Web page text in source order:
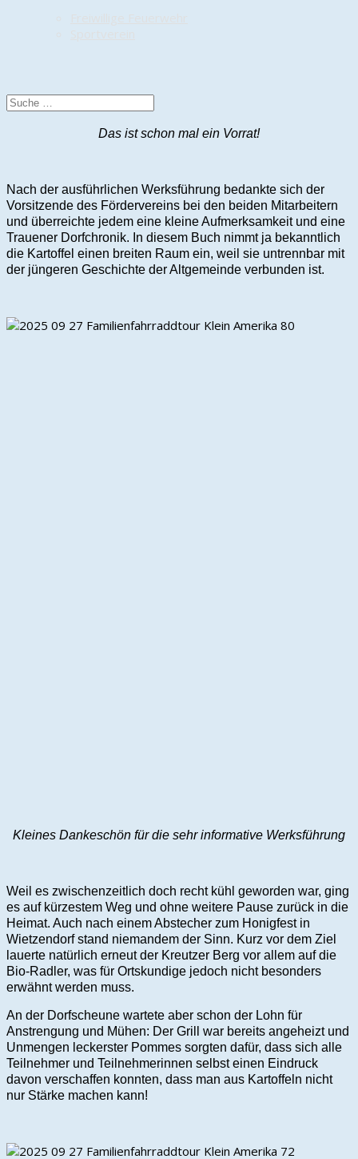
Das ist schon mal ein Vorrat!
Nach der ausführlichen Werksführung bedankte sich der
Vorsitzende des Fördervereins bei den beiden Mitarbeitern
und überreichte jedem eine kleine Aufmerksamkeit und eine
Trauener Dorfchronik. In diesem Buch nimmt ja bekanntlich
die Kartoffel einen breiten Raum ein, weil sie untrennbar mit
der jüngeren Geschichte der Altgemeinde verbunden ist.
Kleines Dankeschön für die sehr informative Werksführung
Weil es zwischenzeitlich doch recht kühl geworden war, ging
es auf kürzestem Weg und ohne weitere Pause zurück in die
Heimat. Auch nach einem Abstecher zum Honigfest in
Wietzendorf stand niemandem der Sinn. Kurz vor dem Ziel
lauerte natürlich erneut der Kreutzer Berg vor allem auf die
Bio-Radler, was für Ortskundige jedoch nicht besonders
erwähnt werden muss.
An der Dorfscheune wartete aber schon der Lohn für
Anstrengung und Mühen: Der Grill war bereits angeheizt und
Unmengen leckerster Pommes sorgten dafür, dass sich alle
Teilnehmer und Teilnehmerinnen selbst einen Eindruck
davon verschaffen konnten, dass man aus Kartoffeln nicht
nur Stärke machen kann!